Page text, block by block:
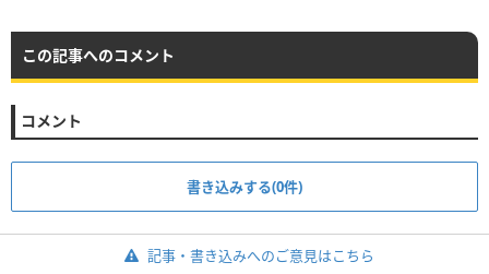
この記事へのコメント
コメント
書き込みする(0件)
記事・書き込みへのご意見はこちら